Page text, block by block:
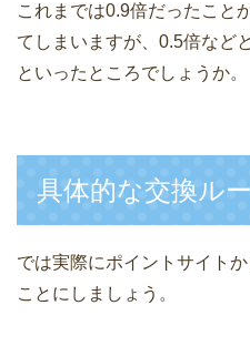
これまでは0.9倍だったこと
てしまいますが、0.5倍など
といったところでしょうか。
具体的な交換ル
では実際にポイントサイト
ことにしましょう。